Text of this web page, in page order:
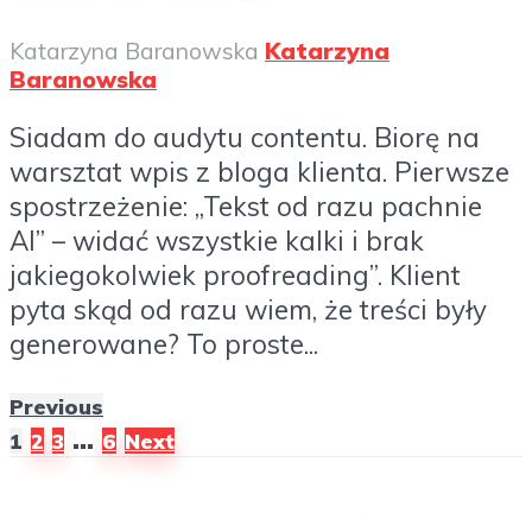
Katarzyna Baranowska Katarzyna
Baranowska
Siadam do audytu contentu. Biorę na
warsztat wpis z bloga klienta. Pierwsze
spostrzeżenie: „Tekst od razu pachnie
AI” – widać wszystkie kalki i brak
jakiegokolwiek proofreading”. Klient
pyta skąd od razu wiem, że treści były
generowane? To proste...
Previous
Stronicowanie
1 2 3 … 6 Next